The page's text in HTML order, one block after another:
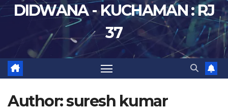
DIDWANA - KUCHAMAN : RJ
37
Author:suresh kumar